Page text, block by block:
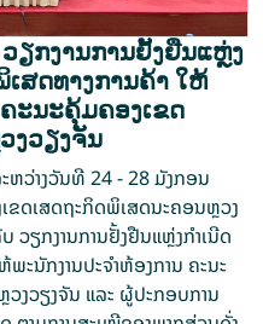
ຽກງານການຢັ້ງຢືນແຫຼ່ງ
ສດທາງການຄ້າ ໃຫ້
ະນະຄຸ້ມຄອງເຂດ
ງວຽງຈັນ
ຫວ່າງວັນທີ 24 - 28 ມັງກອນ
ຂດເສດຖະກິດພິເສດນະຄອນຫຼວງ
ຽກງານການຢັ້ງຢືນແຫຼ່ງກໍາເນີດ
ະນັກງານປະຈໍາຫ້ອງການ ຄະນະ
ງວຽງຈັນ ແລະ ຜູ້ປະກອບການ